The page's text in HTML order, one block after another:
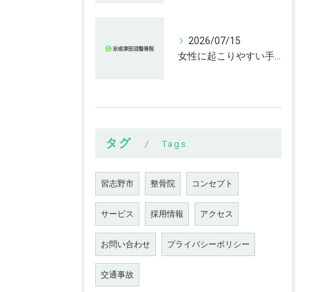
2026/07/15
タグ Tags
習志野市 整骨院 コンセプト
サービス 採用情報 アクセス
お問い合わせ プライバシーポリシー
交通事故